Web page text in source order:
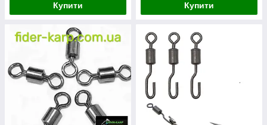
Купити Купити